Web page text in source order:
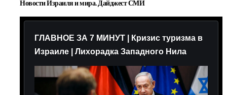
Новости Израиля и мира. Дайджест СМИ